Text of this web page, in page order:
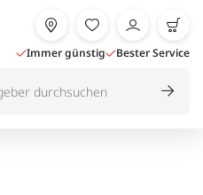
Immer günstig Bester Service